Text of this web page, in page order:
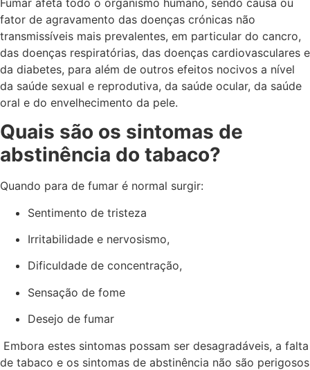
fator de agravamento das doenças crónicas não
transmissíveis mais prevalentes, em particular do cancro,
das doenças respiratórias, das doenças cardiovasculares e
da diabetes, para além de outros efeitos nocivos a nível
da saúde sexual e reprodutiva, da saúde ocular, da saúde
oral e do envelhecimento da pele.
Quais são os sintomas de
abstinência do tabaco?
Quando para de fumar é normal surgir:
Sentimento de tristeza
Irritabilidade e nervosismo,
Dificuldade de concentração,
Sensação de fome
Desejo de fumar
Embora estes sintomas possam ser desagradáveis, a falta
de tabaco e os sintomas de abstinência não são perigosos